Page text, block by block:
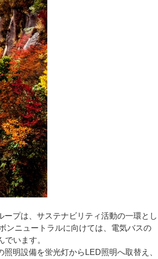
プは、サステナビリティ活動の一環とし
ンニュートラルに向けては、電気バスの
組んでいます。
明設備を蛍光灯からLED照明へ取替え、